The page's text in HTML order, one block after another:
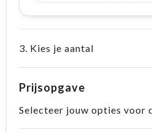
3. Kies je aantal
Prijsopgave
Selecteer jouw opties voor